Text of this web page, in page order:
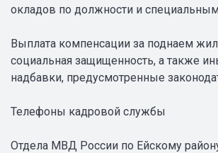
окладов по должности и
Выплата компенсации за поднаем
социальная защищенность, а также
надбавки, предусмотренные
Телефоны кадровой службы
Отдела МВД России по Ейскому